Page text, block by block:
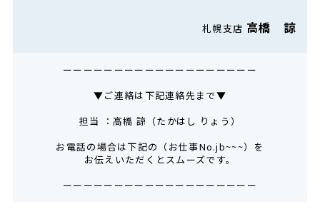
札幌支店 高橋 諒
ーーーーーーーーーーーーーーーーーーー
▼ご連絡は下記連絡先まで▼
担当 ：高橋 諒（たかはし りょう）
お電話の場合は下記の（お仕事No.jb~~~）を
お伝えいただくとスムーズです。
ーーーーーーーーーーーーーーーーーーー